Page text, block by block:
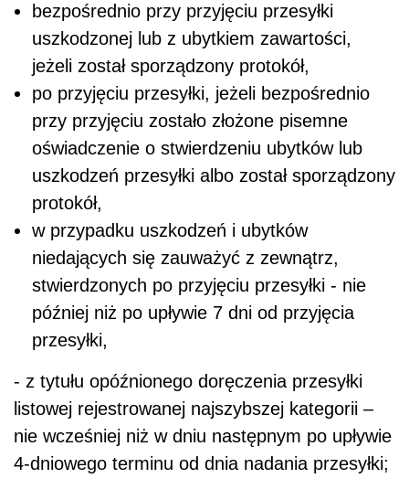
bezpośrednio przy przyjęciu przesyłki
uszkodzonej lub z ubytkiem zawartości,
jeżeli został sporządzony protokół,
po przyjęciu przesyłki, jeżeli bezpośrednio
przy przyjęciu zostało złożone pisemne
oświadczenie o stwierdzeniu ubytków lub
uszkodzeń przesyłki albo został sporządzony
protokół,
w przypadku uszkodzeń i ubytków
niedających się zauważyć z zewnątrz,
stwierdzonych po przyjęciu przesyłki - nie
później niż po upływie 7 dni od przyjęcia
przesyłki,
- z tytułu opóźnionego doręczenia przesyłki
listowej rejestrowanej najszybszej kategorii –
nie wcześniej niż w dniu następnym po upływie
4-dniowego terminu od dnia nadania przesyłki;